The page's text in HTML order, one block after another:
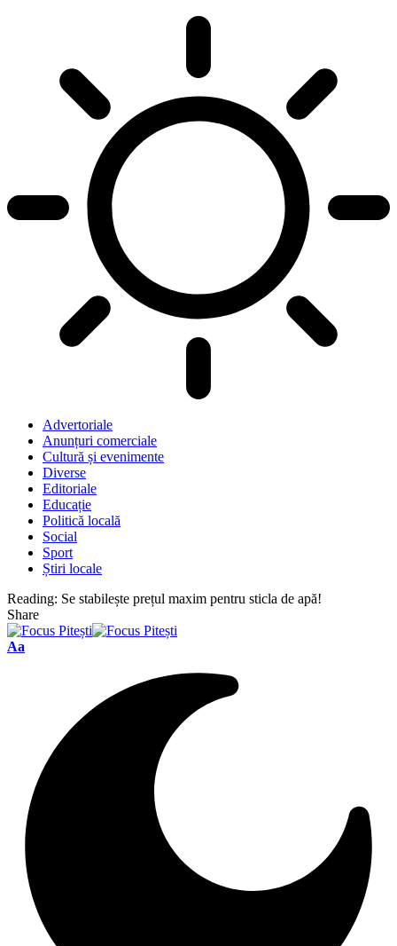
Advertoriale
Anunțuri comerciale
Cultură și evenimente
Diverse
Editoriale
Educație
Politică locală
Social
Sport
Știri locale
Reading: Se stabilește prețul maxim pentru sticla de apă!
Share
Font
Aa